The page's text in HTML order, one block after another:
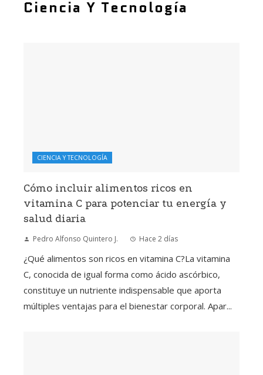
Ciencia Y Tecnología
CIENCIA Y TECNOLOGÍA
Cómo incluir alimentos ricos en
vitamina C para potenciar tu energía y
salud diaria
Pedro Alfonso Quintero J. Hace 2 días
¿Qué alimentos son ricos en vitamina C?La vitamina
C, conocida de igual forma como ácido ascórbico,
constituye un nutriente indispensable que aporta
múltiples ventajas para el bienestar corporal. Apar...